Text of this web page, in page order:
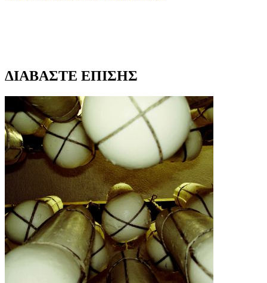
ΔΙΑΒΑΣΤΕ ΕΠΙΣΗΣ